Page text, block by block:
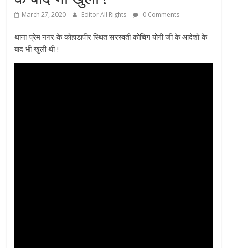
March 27, 2020 Editor All Rights 0 Comments
थाना प्रेम नगर के कोहाडापीर स्थित सरस्वती कोचिग योगी जी के आदेशो के
बाद भी खुली थी !